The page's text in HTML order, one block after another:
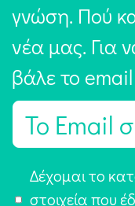
γνώση. Πού
νέα μας. Για
βάλε το
E
π
Δέχομαι το
στοιχεία που